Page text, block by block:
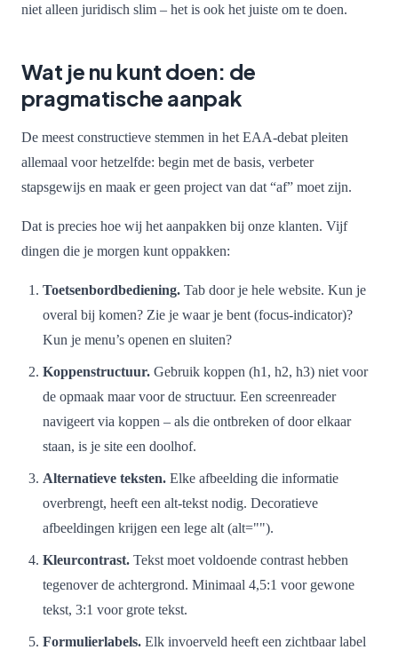
niet alleen juridisch slim – het is ook het juiste om te doen.
Wat je nu kunt doen: de
pragmatische aanpak
De meest constructieve stemmen in het EAA-debat pleiten
allemaal voor hetzelfde: begin met de basis, verbeter
stapsgewijs en maak er geen project van dat “af” moet zijn.
Dat is precies hoe wij het aanpakken bij onze klanten. Vijf
dingen die je morgen kunt oppakken:
Toetsenbordbediening. Tab door je hele website. Kun je
overal bij komen? Zie je waar je bent (focus-indicator)?
Kun je menu’s openen en sluiten?
Koppenstructuur. Gebruik koppen (h1, h2, h3) niet voor
de opmaak maar voor de structuur. Een screenreader
navigeert via koppen – als die ontbreken of door elkaar
staan, is je site een doolhof.
Alternatieve teksten. Elke afbeelding die informatie
overbrengt, heeft een alt-tekst nodig. Decoratieve
afbeeldingen krijgen een lege alt (alt="").
Kleurcontrast. Tekst moet voldoende contrast hebben
tegenover de achtergrond. Minimaal 4,5:1 voor gewone
tekst, 3:1 voor grote tekst.
Formulierlabels. Elk invoerveld heeft een zichtbaar label